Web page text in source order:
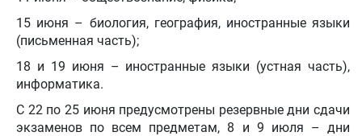
15 июня – биология, география, иностранные языки
(письменная часть);
18 и 19 июня – иностранные языки (устная часть),
информатика.
С 22 по 25 июня предусмотрены резервные дни сдачи
экзаменов по всем предметам, 8 и 9 июля – дни